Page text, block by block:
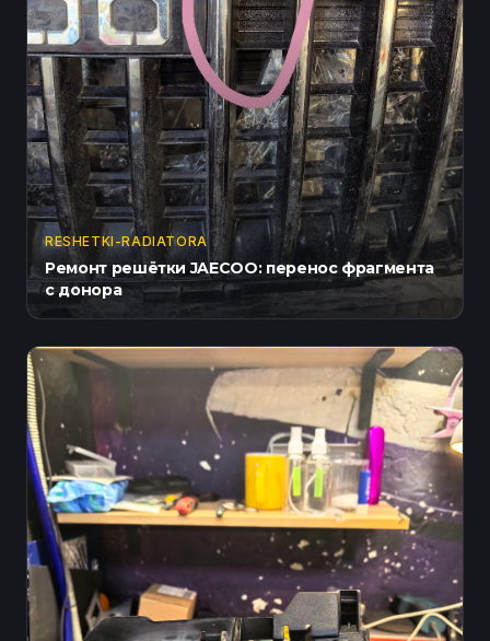
RESHETKI-RADIATORA
Ремонт решётки JAECOO: перенос фрагмента
с донора